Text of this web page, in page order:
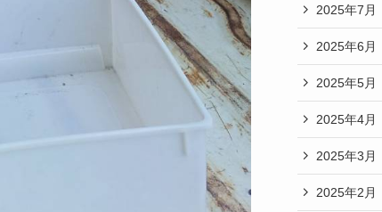
2025年7月
2025年6月
2025年5月
2025年4月
2025年3月
2025年2月